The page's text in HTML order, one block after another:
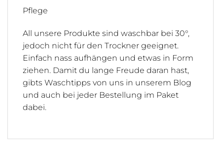
Pflege
All unsere Produkte sind waschbar bei 30°,
jedoch nicht für den Trockner geeignet.
Einfach nass aufhängen und etwas in Form
ziehen. Damit du lange Freude daran hast,
gibts Waschtipps von uns in unserem Blog
und auch bei jeder Bestellung im Paket
dabei.